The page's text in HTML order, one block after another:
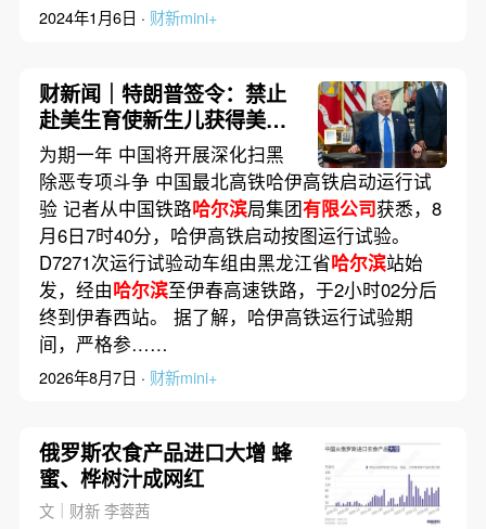
2024年1月6日 · 财新mini+
财新闻｜特朗普签令：禁止
赴美生育使新生儿获得美国
公民身份的“生育旅游”
为期一年 中国将开展深化扫黑
除恶专项斗争 中国最北高铁哈伊高铁启动运行试
验 记者从中国铁路哈尔滨局集团有限公司获悉，8
月6日7时40分，哈伊高铁启动按图运行试验。
D7271次运行试验动车组由黑龙江省哈尔滨站始
发，经由哈尔滨至伊春高速铁路，于2小时02分后
终到伊春西站。 据了解，哈伊高铁运行试验期
间，严格参……
2026年8月7日 · 财新mini+
俄罗斯农食产品进口大增 蜂
蜜、桦树汁成网红
文｜财新 李蓉茜